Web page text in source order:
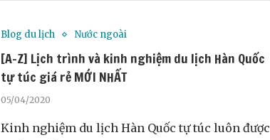
Blog du lịch Nước ngoài
[A-Z] Lịch trình và kinh nghiệm du lịch Hàn Quốc
tự túc giá rẻ MỚI NHẤT
05/04/2020
Kinh nghiệm du lịch Hàn Quốc tự túc luôn được